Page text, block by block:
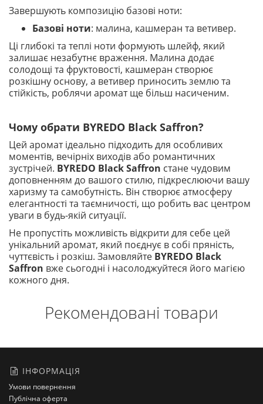
Завершують композицію базові ноти:
Базові ноти: малина, кашмеран та ветивер.
Ці глибокі та теплі ноти формують шлейф, який
залишає незабутнє враження. Малина додає
солодощі та фруктовості, кашмеран створює
розкішну основу, а ветивер приносить землю та
стійкість, роблячи аромат ще більш насиченим.
Чому обрати BYREDO Black Saffron?
Цей аромат ідеально підходить для особливих
моментів, вечірніх виходів або романтичних
зустрічей. BYREDO Black Saffron стане чудовим
доповненням до вашого стилю, підкреслюючи вашу
харизму та самобутність. Він створює атмосферу
елегантності та таємничості, що робить вас центром
уваги в будь-якій ситуації.
Не пропустіть можливість відкрити для себе цей
унікальний аромат, який поєднує в собі пряність,
чуттєвість і розкіш. Замовляйте BYREDO Black
Saffron вже сьогодні і насолоджуйтеся його магією
кожного дня.
Рекомендовані товари
ІНФОРМАЦІЯ
Умови повернення
Публічна оферта